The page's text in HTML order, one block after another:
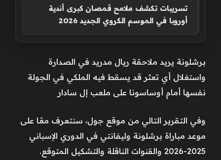
تسريبات تكشف ملامح قمصان كبرى أندية
أوروبا في الموسم الكروي الجديد 2026
برشلونة يريد ملاحقة ريال مدريد في الصدارة
واستغلال أي تعثر قد يسقط فيه الملكي في الجولة
نفسها أمام أوساسونا على ملعب إل سادار
وفي التقرير التالي من موقع جول، سنتعرف معًا على
موعد مباراة برشلونة وليفانتي في الدوري الإسباني
2025-2026 والقنوات الناقلة والتشكيل المتوقع.